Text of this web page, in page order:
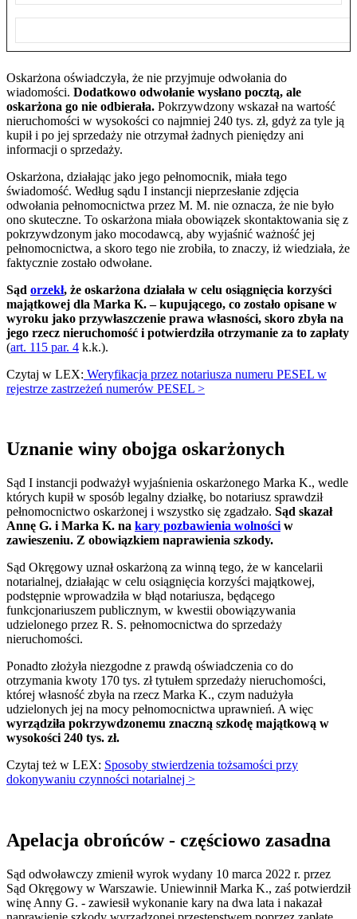
Oskarżona oświadczyła, że nie przyjmuje odwołania do
wiadomości. Dodatkowo odwołanie wysłano pocztą, ale
oskarżona go nie odbierała. Pokrzywdzony wskazał na wartość
nieruchomości w wysokości co najmniej 240 tys. zł, gdyż za tyle ją
kupił i po jej sprzedaży nie otrzymał żadnych pieniędzy ani
informacji o sprzedaży.
Oskarżona, działając jako jego pełnomocnik, miała tego
świadomość. Według sądu I instancji nieprzesłanie zdjęcia
odwołania pełnomocnictwa przez M. M. nie oznacza, że nie było
ono skuteczne. To oskarżona miała obowiązek skontaktowania się z
pokrzywdzonym jako mocodawcą, aby wyjaśnić ważność jej
pełnomocnictwa, a skoro tego nie zrobiła, to znaczy, iż wiedziała, że
faktycznie zostało odwołane.
Sąd orzekł, że oskarżona działała w celu osiągnięcia korzyści
majątkowej dla Marka K. – kupującego, co zostało opisane w
wyroku jako przywłaszczenie prawa własności, skoro zbyła na
jego rzecz nieruchomość i potwierdziła otrzymanie za to zapłaty
(art. 115 par. 4 k.k.).
Czytaj w LEX: Weryfikacja przez notariusza numeru PESEL w
rejestrze zastrzeżeń numerów PESEL >
Uznanie winy obojga oskarżonych
Sąd I instancji podważył wyjaśnienia oskarżonego Marka K., wedle
których kupił w sposób legalny działkę, bo notariusz sprawdził
pełnomocnictwo oskarżonej i wszystko się zgadzało. Sąd skazał
Annę G. i Marka K. na kary pozbawienia wolności w
zawieszeniu. Z obowiązkiem naprawienia szkody.
Sąd Okręgowy uznał oskarżoną za winną tego, że w kancelarii
notarialnej, działając w celu osiągnięcia korzyści majątkowej,
podstępnie wprowadziła w błąd notariusza, będącego
funkcjonariuszem publicznym, w kwestii obowiązywania
udzielonego przez R. S. pełnomocnictwa do sprzedaży
nieruchomości.
Ponadto złożyła niezgodne z prawdą oświadczenia co do
otrzymania kwoty 170 tys. zł tytułem sprzedaży nieruchomości,
której własność zbyła na rzecz Marka K., czym nadużyła
udzielonych jej na mocy pełnomocnictwa uprawnień. A więc
wyrządziła pokrzywdzonemu znaczną szkodę majątkową w
wysokości 240 tys. zł.
Czytaj też w LEX: Sposoby stwierdzenia tożsamości przy
dokonywaniu czynności notarialnej >
Apelacja obrońców - częściowo zasadna
Sąd odwoławczy zmienił wyrok wydany 10 marca 2022 r. przez
Sąd Okręgowy w Warszawie. Uniewinnił Marka K., zaś potwierdził
winę Anny G. - zawiesił wykonanie kary na dwa lata i nakazał